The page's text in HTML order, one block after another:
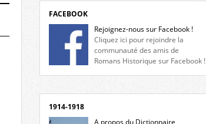
FACEBOOK
Rejoignez-nous sur Facebook !
Cliquez ici pour rejoindre la
communauté des amis de
Romans Historique sur Facebook !
1914-1918
A propos du Dictionnaire